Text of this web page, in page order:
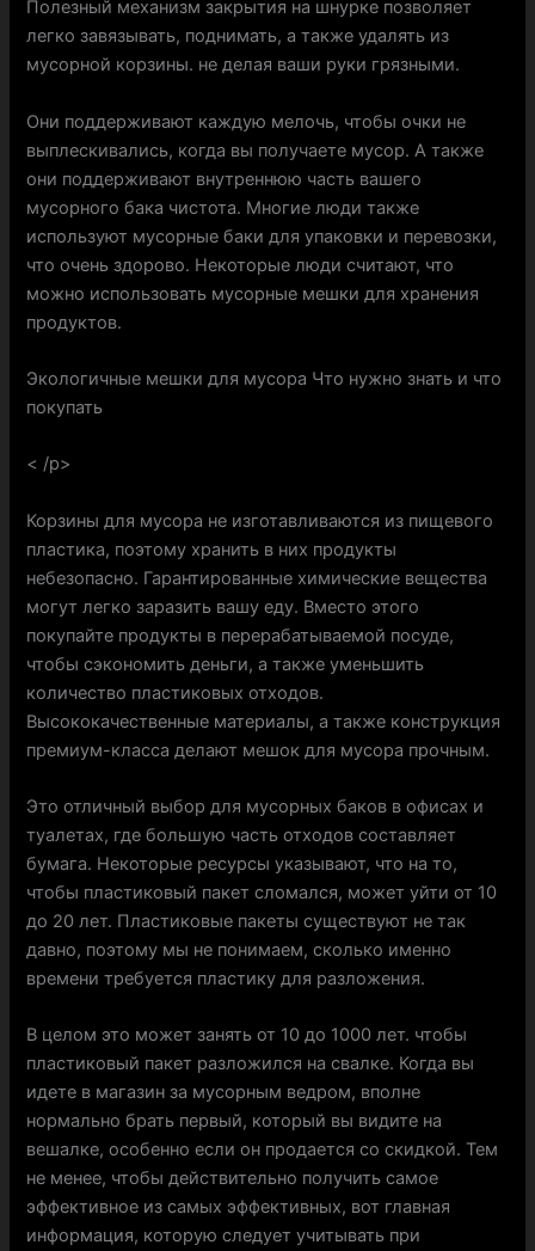
Полезный механизм закрытия на шнурке позволяет
легко завязывать, поднимать, а также удалять из
мусорной корзины. не делая ваши руки грязными.
Они поддерживают каждую мелочь, чтобы очки не
выплескивались, когда вы получаете мусор. А также
они поддерживают внутреннюю часть вашего
мусорного бака чистота. Многие люди также
используют мусорные баки для упаковки и перевозки,
что очень здорово. Некоторые люди считают, что
можно использовать мусорные мешки для хранения
продуктов.
Экологичные мешки для мусора Что нужно знать и что
покупать
< /p>
Корзины для мусора не изготавливаются из пищевого
пластика, поэтому хранить в них продукты
небезопасно. Гарантированные химические вещества
могут легко заразить вашу еду. Вместо этого
покупайте продукты в перерабатываемой посуде,
чтобы сэкономить деньги, а также уменьшить
количество пластиковых отходов.
Высококачественные материалы, а также конструкция
премиум-класса делают мешок для мусора прочным.
Это отличный выбор для мусорных баков в офисах и
туалетах, где большую часть отходов составляет
бумага. Некоторые ресурсы указывают, что на то,
чтобы пластиковый пакет сломался, может уйти от 10
до 20 лет. Пластиковые пакеты существуют не так
давно, поэтому мы не понимаем, сколько именно
времени требуется пластику для разложения.
В целом это может занять от 10 до 1000 лет. чтобы
пластиковый пакет разложился на свалке. Когда вы
идете в магазин за мусорным ведром, вполне
нормально брать первый, который вы видите на
вешалке, особенно если он продается со скидкой. Тем
не менее, чтобы действительно получить самое
эффективное из самых эффективных, вот главная
информация, которую следует учитывать при